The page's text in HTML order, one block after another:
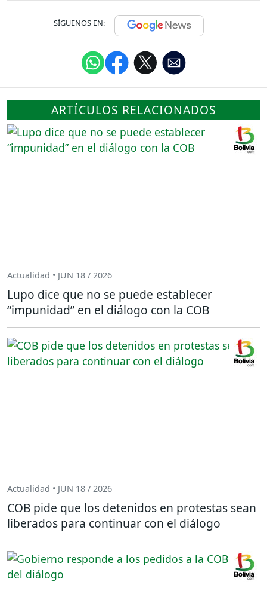
SÍGUENOS EN:
ARTÍCULOS RELACIONADOS
Actualidad • JUN 18 / 2026
Lupo dice que no se puede establecer
“impunidad” en el diálogo con la COB
Actualidad • JUN 18 / 2026
COB pide que los detenidos en protestas sean
liberados para continuar con el diálogo